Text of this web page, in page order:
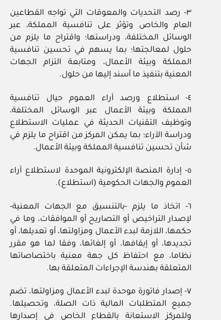
٣‏- رصد التحديات والمعوقات التي تواجه القطاعين
العام والخاص وتؤثر على تنافسية المملكة، عبر
الوسائل المختلفة، ودراستها؛ واقتراح ما يلزم من
حلول لمعالجتها؛ بما يسهم في تحسين تنافسية
المملكة وبيئة الأعمال، ومتابعة التزام الجهات
المعنية بتنفيذ ما أسند إليها من حلول.
٤‏- استطلاع ورصد آراء العموم حيال تنافسية
المملكة وبيئة الأعمال عبر الوسائل المختلفة،
وتوظيف التقنيات الحديثة في عمليات الاستطلاع
ودراسة الآراء؛ بما يمكن المركز من اقتراح ما يلزم في
شأن تحسين تنافسية المملكة وبيئة الأعمال.
٥‏- إدارة المنصة الإلكترونية الموحدة لاستطلاع آراء
العموم والجهات الحكومية (استطلاع).
٦‏- اتخاذ ما يلزم ‏-بالتنسيق مع الجهات المعنية-
لإصدار التراخيص أو التصاريح أو الموافقات، وما في
حكمها، اللازمة لبدء الأعمال ومزاولتها، أو تعديلها، أو
تجديدها، أو إيقافها، أو إلغائها، وفقا لما هو مقرر
نظاما، مع احتفاظ كل جهة معنية باختصاصاتها
المتعلقة بهندسة الإجراءات المتعلقة بها.
٧‏- إصدار فاتورة موحدة لبدء الأعمال ومزاولتها، تضم
جميع المتطلبات المالية ذات الصلة، وتحصيلها.
وللمركز الاستعانة بالقطاع الخاص في إصدارها